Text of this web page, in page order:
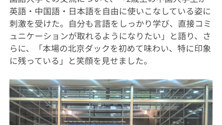
英語・中国語・日本語を自由に使いこなしている姿に
刺激を受けた。自分も言語をしっかり学び、直接コミ
ュニケーションが取れるようになりたい」と語り、さ
らに、「本場の北京ダックを初めて味わい、特に印象
に残っている」と笑顔を見せました。